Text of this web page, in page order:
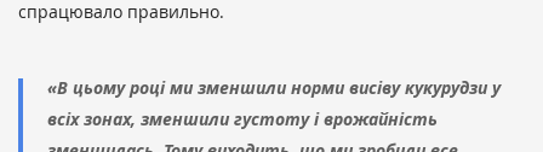
спрацювало правильно.
«В цьому році ми зменшили норми висіву кукурудзи у
всіх зонах, зменшили густоту і врожайність